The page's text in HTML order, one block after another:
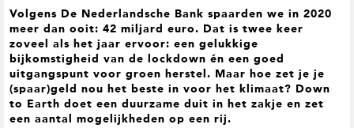
e
h
o
o
f
d
n
a
o
o
f
d
i
n
h
o
e
v
o
e
t
t
e
k
Volgens De Nederlandsche Bank spaarden we in 2020
meer dan ooit: 42 miljard euro. Dat is twee keer
zoveel als het jaar ervoor: een gelukkige
bijkomstigheid van de lockdown én een goed
uitgangspunt voor groen herstel. Maar hoe zet je je
(spaar)geld nou het beste in voor het klimaat? Down
to Earth doet een duurzame duit in het zakje en zet
een aantal mogelijkheden op een rij.